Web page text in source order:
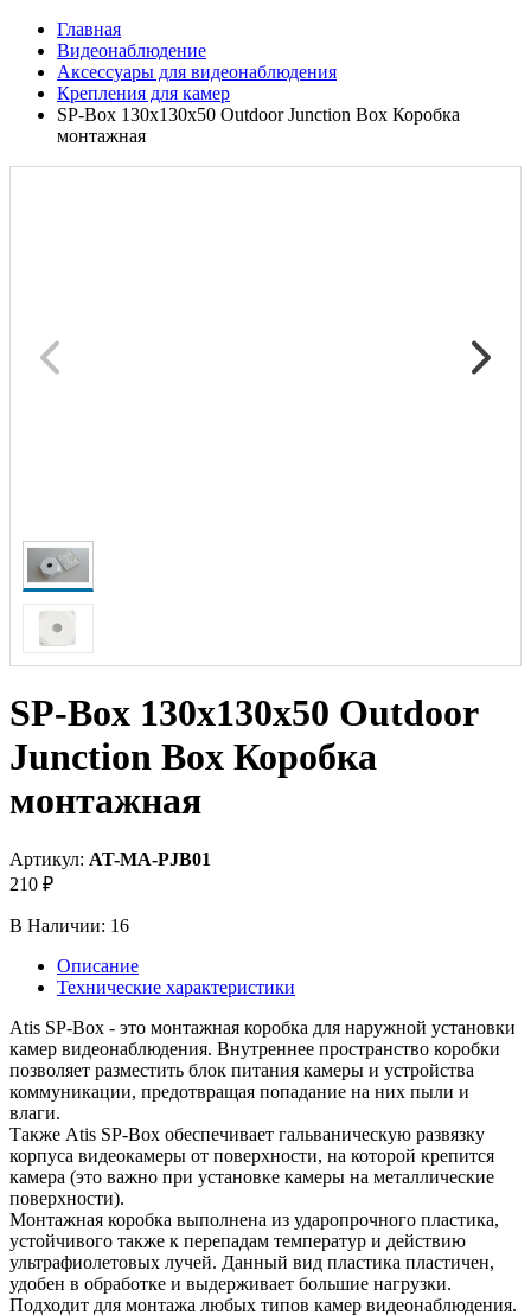
Главная
Видеонаблюдение
Аксессуары для видеонаблюдения
Крепления для камер
SP-Box 130x130x50 Outdoor Junction Box Коробка
монтажная
SP-Box 130x130x50 Outdoor
Junction Box Коробка
монтажная
Артикул: AT-MA-PJB01
210 ₽
В Наличии: 16
Описание
Технические характеристики
Atis SP-Box - это монтажная коробка для наружной установки
камер видеонаблюдения. Внутреннее пространство коробки
позволяет разместить блок питания камеры и устройства
коммуникации, предотвращая попадание на них пыли и
влаги.
Также Atis SP-Box обеспечивает гальваническую развязку
корпуса видеокамеры от поверхности, на которой крепится
камера (это важно при установке камеры на металлические
поверхности).
Монтажная коробка выполнена из ударопрочного пластика,
устойчивого также к перепадам температур и действию
ультрафиолетовых лучей. Данный вид пластика пластичен,
удобен в обработке и выдерживает большие нагрузки.
Подходит для монтажа любых типов камер видеонаблюдения.